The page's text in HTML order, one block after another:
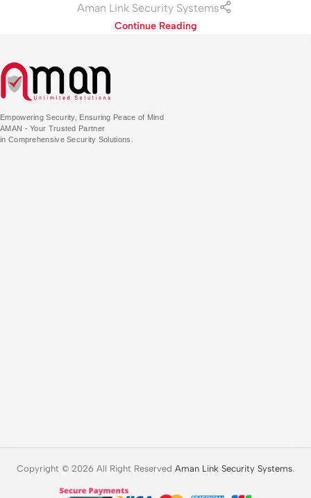
Aman Link Security Systems
Continue Reading
Empowering Security, Ensuring Peace of Mind
AMAN - Your Trusted Partner
in Comprehensive Security Solutions.
Copyright © 2026 All Right Reserved Aman Link Security Systems.